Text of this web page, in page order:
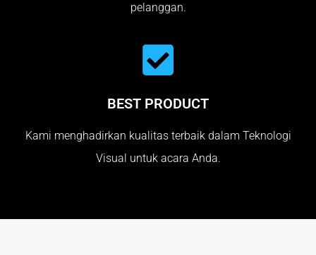
pelanggan.
BEST PRODUCT
Kami menghadirkan kualitas terbaik dalam Teknologi
Visual untuk acara Anda.